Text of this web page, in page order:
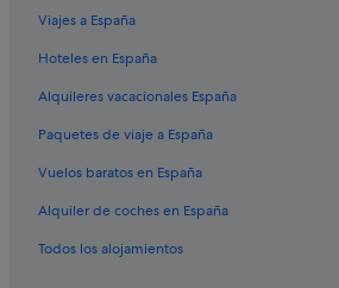
Princess Hotels en Costa Adeje
Hoteles cerca de Playa El Bobo
Hoteles cerca de Magma Arte & Congresos
Viajes a España
Hoteles en España
Alquileres vacacionales España
Paquetes de viaje a España
Vuelos baratos en España
Alquiler de coches en España
Todos los alojamientos